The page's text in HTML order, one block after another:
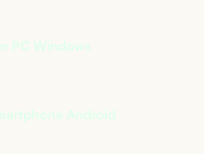
PC Windows
Android